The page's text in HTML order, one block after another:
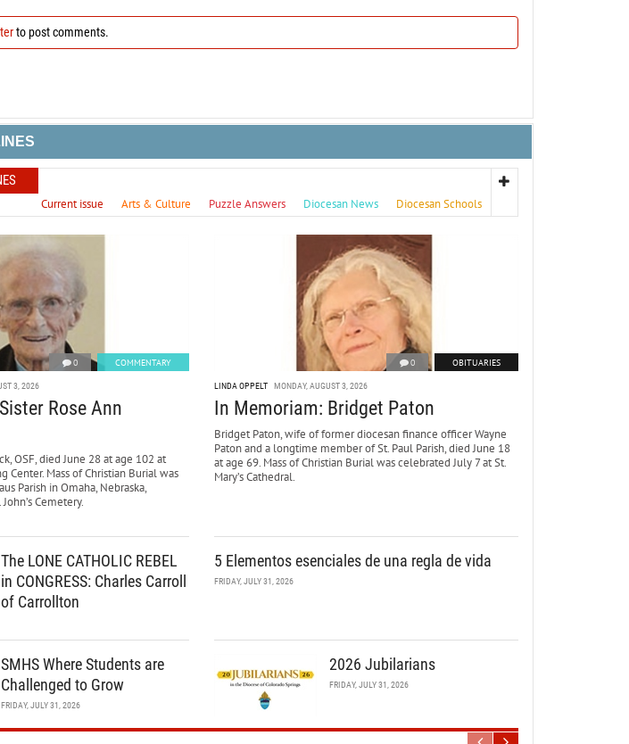
to post comments.
Current issue Arts & Culture Puzzle Answers Diocesan News Diocesan Schools
0 COMMENTARY
3, 2026
Rose Ann
OSF, died June 28 at age 102 at
Center. Mass of Christian Burial was
Parish in Omaha, Nebraska,
Cemetery.
0 OBITUARIES
LINDA OPPELT MONDAY, AUGUST 3, 2026
In Memoriam: Bridget Paton
Bridget Paton, wife of former diocesan finance officer Wayne
Paton and a longtime member of St. Paul Parish, died June 18
at age 69. Mass of Christian Burial was celebrated July 7 at St.
Mary’s Cathedral.
The LONE CATHOLIC REBEL
in CONGRESS: Charles Carroll
of Carrollton
5 Elementos esenciales de una regla de vida
FRIDAY, JULY 31, 2026
SMHS Where Students are
Challenged to Grow
FRIDAY, JULY 31, 2026
2026 Jubilarians
FRIDAY, JULY 31, 2026